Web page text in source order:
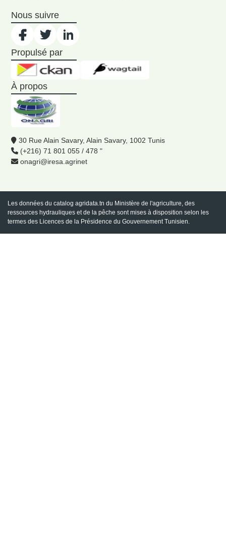
Nous suivre
Propulsé par
À propos
30 Rue Alain Savary, Alain Savary, 1002 Tunis
(+216) 71 801 055 / 478 "
onagri@iresa.agrinet
Les données du catalog agridata.tn du Ministère de l'agriculture, des
ressources hydrauliques et de la pêche sont mises à disposition selon les
termes des Licences de la Présidence du Gouvernement Tunisien.